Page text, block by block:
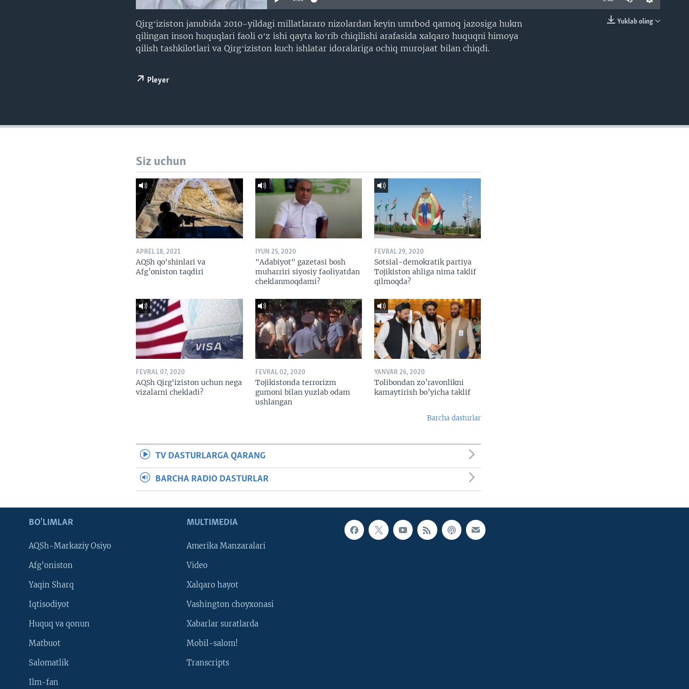
Yuklab oling
Qirgʻiziston janubida 2010-yildagi millatlararo nizolardan keyin umrbod qamoq jazosiga hukm
qilingan inson huquqlari faoli oʻz ishi qayta koʻrib chiqilishi arafasida xalqaro huquqni himoya
qilish tashkilotlari va Qirgʻiziston kuch ishlatar idoralariga ochiq murojaat bilan chiqdi.
Pleyer
Siz uchun
APREL 18, 2021
AQSh qo'shinlari va
Afg’oniston taqdiri
IYUN 25, 2020
"Adabiyot" gazetasi bosh
muharriri siyosiy faoliyatdan
cheklanmoqdami?
FEVRAL 29, 2020
Sotsial-demokratik partiya
Tojikiston ahliga nima taklif
qilmoqda?
FEVRAL 07, 2020
AQSh Qirg'iziston uchun nega
vizalarni chekladi?
FEVRAL 02, 2020
Tojikistonda terrorizm
gumoni bilan yuzlab odam
ushlangan
YANVAR 26, 2020
Tolibondan zo’ravonlikni
kamaytirish bo’yicha taklif
Barcha dasturlar
TV DASTURLARGA QARANG
BARCHA RADIO DASTURLAR
BO'LIMLAR
AQSh-Markaziy Osiyo
Afg'oniston
Yaqin Sharq
Iqtisodiyot
Huquq va qonun
Matbuot
Salomatlik
Ilm-fan
MULTIMEDIA
Amerika Manzaralari
Video
Xalqaro hayot
Vashington choyxonasi
Xabarlar suratlarda
Mobil-salom!
Transcripts